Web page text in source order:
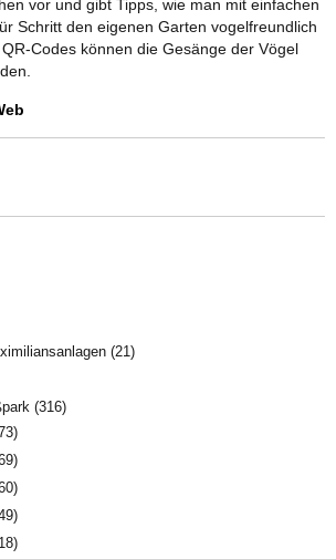
vor und gibt Tipps, wie man mit einfachen
Schritt den eigenen Garten vogelfreundlich
Codes können die Gesänge der Vögel
(21)
(316)